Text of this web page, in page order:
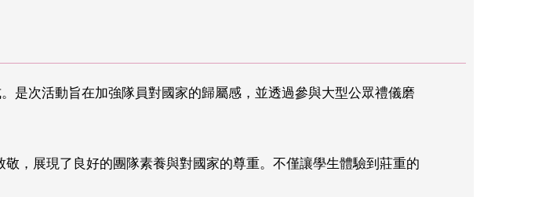
是次活動旨在加強隊員對國家的歸屬感，並透過參與大型公眾禮儀磨
，展現了良好的團隊素養與對國家的尊重。不僅讓學生體驗到莊重的